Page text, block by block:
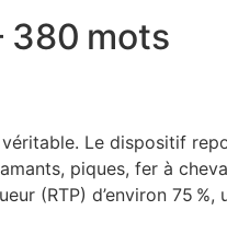
380 mots
Le dispositif
piques, fer à
(RTP) d’environ 75